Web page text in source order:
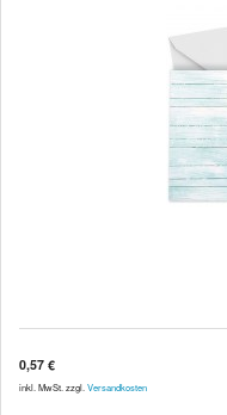
0,57 €
inkl. MwSt. zzgl. Versandkosten